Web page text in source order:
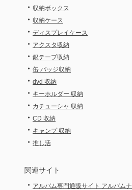
・ 収納ボックス
・ 収納ケース
・ ディスプレイケース
・ アクスタ収納
・ 銀テープ収納
・ 缶 バッジ収納
・ dvd 収納
・ キーホルダー 収納
・ カチューシャ 収納
・ CD 収納
・ キャンプ 収納
・ 推し活
関連サイト
・ アルバム専門通販サイト アルバムナ